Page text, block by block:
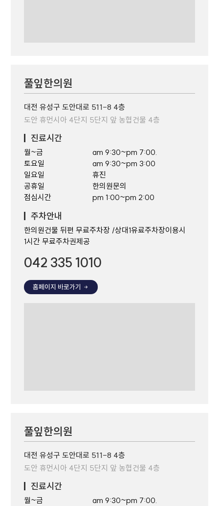
풀잎한의원
대전 유성구 도안대로 511-8 4층
도안 휴먼시아 4단지 5단지 앞 농협건물 4층
진료시간
월~금
토요일
일요일
공휴일
점심시간
am 9:30~pm 7:00.
am 9:30~pm 3:00
휴진
한의원문의
pm 1:00~pm 2:00
주차안내
한의원건물 뒤편 무료주차장 /상대1유료주차장이용시
1시간 무료주차권제공
042 335 1010
홈페이지 바로가기
풀잎한의원
대전 유성구 도안대로 511-8 4층
도안 휴먼시아 4단지 5단지 앞 농협건물 4층
진료시간
월~금
am 9:30~pm 7:00.